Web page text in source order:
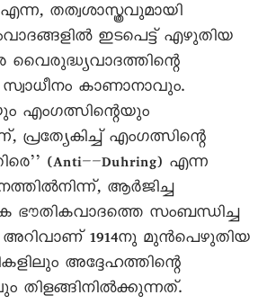
തത്വശാസ്ത്രവുമായി
ഇടപെട്ട് എഴുതിയ
കാണാനാവും.
എംഗത്സിന്റെയും
പ്രത്യേകിച്ച് എംഗത്സിന്റെ
(Anti––Duhring) എന്ന
ആർജിച്ച
ഭൗതികവാദത്തെ സംബന്ധിച്ച
1914നു മുൻപെഴുതിയ
അദ്ദേഹത്തിന്റെ
തിളങ്ങിനിൽക്കുന്നത്.